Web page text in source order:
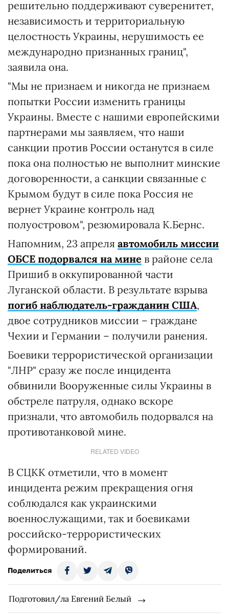
решительно поддерживают суверенитет,
независимость и территориальную
целостность Украины, нерушимость ее
международно признанных границ",
заявила она.
"Мы не признаем и никогда не признаем
попытки России изменить границы
Украины. Вместе с нашими европейскими
партнерами мы заявляем, что наши
санкции против России останутся в силе
пока она полностью не выполнит минские
договоренности, а санкции связанные с
Крымом будут в силе пока Россия не
вернет Украине контроль над
полуостровом", резюмировала К.Бернс.
Напомним, 23 апреля автомобиль миссии
ОБСЕ подорвался на мине в районе села
Пришиб в оккупированной части
Луганской области. В результате взрыва
погиб наблюдатель-гражданин США,
двое сотрудников миссии – граждане
Чехии и Германии – получили ранения.
Боевики террористической организации
"ЛНР" сразу же после инцидента
обвинили Вооруженные силы Украины в
обстреле патруля, однако вскоре
признали, что автомобиль подорвался на
противотанковой мине.
RELATED VIDEO
В СЦКК отметили, что в момент
инцидента режим прекращения огня
соблюдался как украинскими
военнослужащими, так и боевиками
российско-террористических
формирований.
Поделиться
Подготовил/ла Евгений Белый